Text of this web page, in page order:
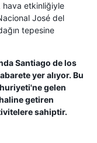
hava etkinliğiyle
José del
tepesine
Santiago de los
yer alıyor. Bu
gelen
getiren
sahiptir.